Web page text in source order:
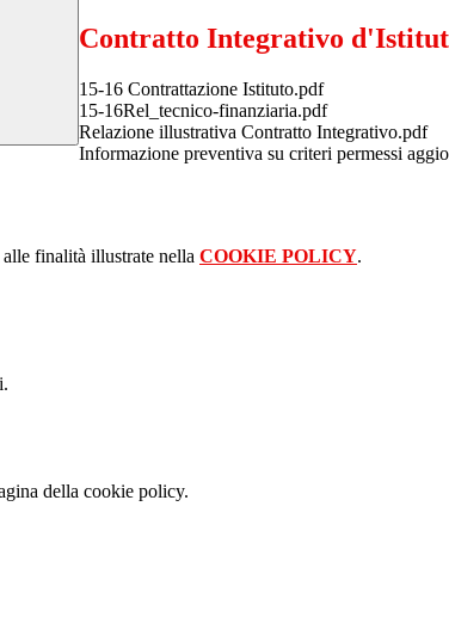
Contratto Integrativo
15-16 Contrattazione Istituto.pdf
15-16Rel_tecnico-finanziaria.pdf
Relazione illustrativa Contratto Integrativo.pdf
Informazione preventiva su criteri permessi
finalità illustrate nella COOKIE POLICY.
della cookie policy.